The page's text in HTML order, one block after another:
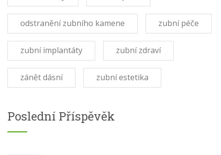
odstranění zubního kamene zubní péče
zubní implantáty zubní zdraví
zánět dásní zubní estetika
Poslední Příspěvěk